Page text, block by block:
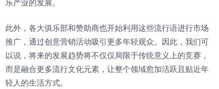
乐产业的发展。
此外，各大俱乐部和赞助商也开始利用这些流行语进行市场
推广，通过创意营销活动吸引更多年轻观众。因此，我们可
以说，将来的发展趋势将不仅仅局限于传统意义上的竞赛，
而是融合更多流行文化元素，让整个领域愈加活跃且贴近年
轻人的生活方式。